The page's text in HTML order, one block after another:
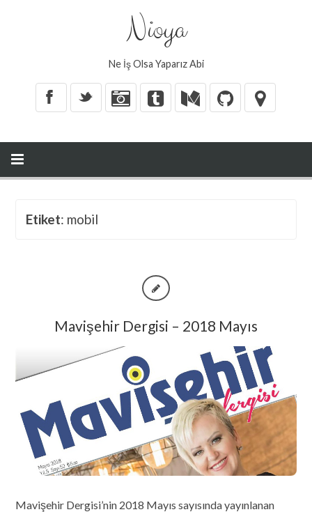
Nioya
Ne İş Olsa Yaparız Abi
X _
Etiket: mobil
Mavişehir Dergisi – 2018 Mayıs
Mavişehir Dergisi’nin 2018 Mayıs sayısında yayınlanan